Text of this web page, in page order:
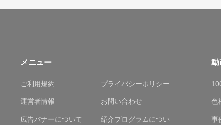
メニュー
ご利用規約 プライバシーポリシー
運営者情報 お問い合わせ
広告バナーについて
紹介プログラムについ
動
色
事